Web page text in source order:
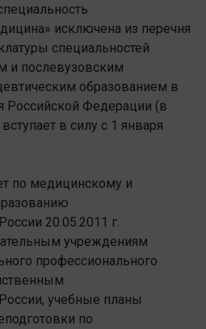
исключена из перечня
специальностей
и послевузовским
образованием в
Российской Федерации (в
в силу с 1 января
по медицинскому и
20.05.2011 г.
учреждениям
профессионального
учебные планы
по